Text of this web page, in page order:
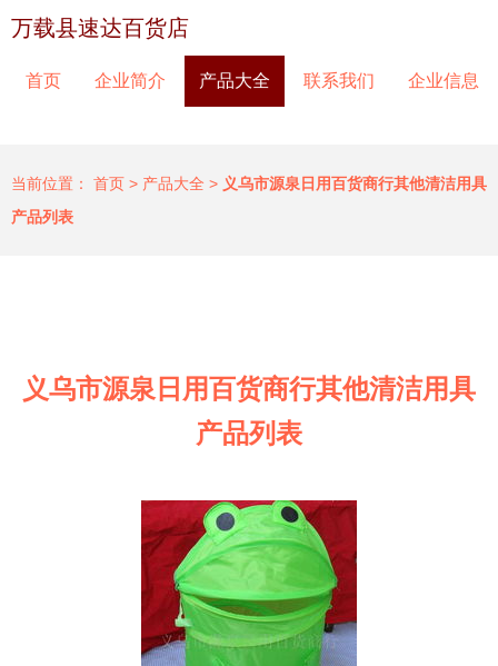
万载县速达百货店
首页 企业简介 产品大全 联系我们 企业信息
当前位置： 首页 > 产品大全 > 义乌市源泉日用百货商行其他清洁用具
产品列表
义乌市源泉日用百货商行其他清洁用具
产品列表